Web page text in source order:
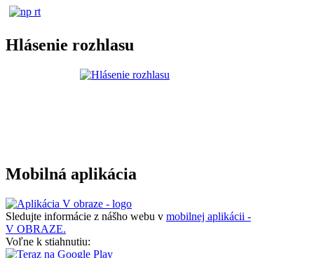
Hlásenie rozhlasu
Mobilná aplikácia
Sledujte informácie z nášho webu v mobilnej aplikácii -
V OBRAZE.
Voľne k stiahnutiu: